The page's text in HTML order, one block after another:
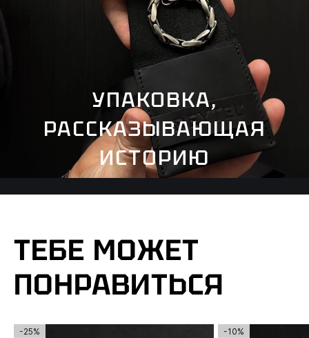
УПАКОВКА,
РАССКАЗЫВАЮЩАЯ
ИСТОРИЮ
ТЕБЕ МОЖЕТ
ПОНРАВИТЬСЯ
-25% -10%